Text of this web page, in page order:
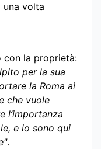
una volta
con la proprietà:
per la sua
la Roma ai
che vuole
l’importanza
e io sono qui
.